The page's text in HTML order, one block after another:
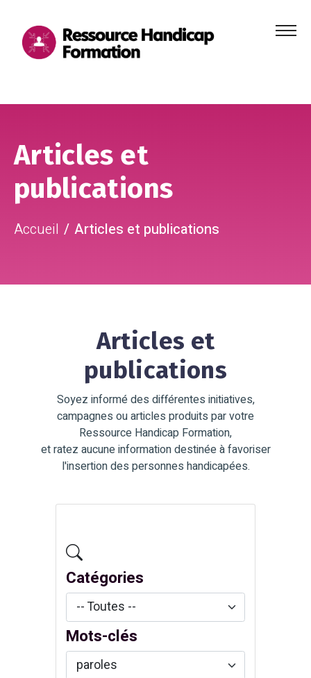
Menu
Articles et
publications
Accueil Articles et publications
Articles et
publications
Soyez informé des différentes initiatives,
campagnes ou articles produits par votre
Ressource Handicap Formation,
et ratez aucune information destinée à favoriser
l'insertion des personnes handicapées.
Catégories
Mots-clés